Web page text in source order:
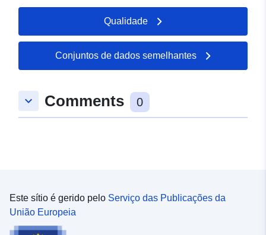
Qualidade
Conjuntos de dados semelhantes
keyboard_arrow_down Comments 0
Este sítio é gerido pelo Serviço das Publicações da
União Europeia